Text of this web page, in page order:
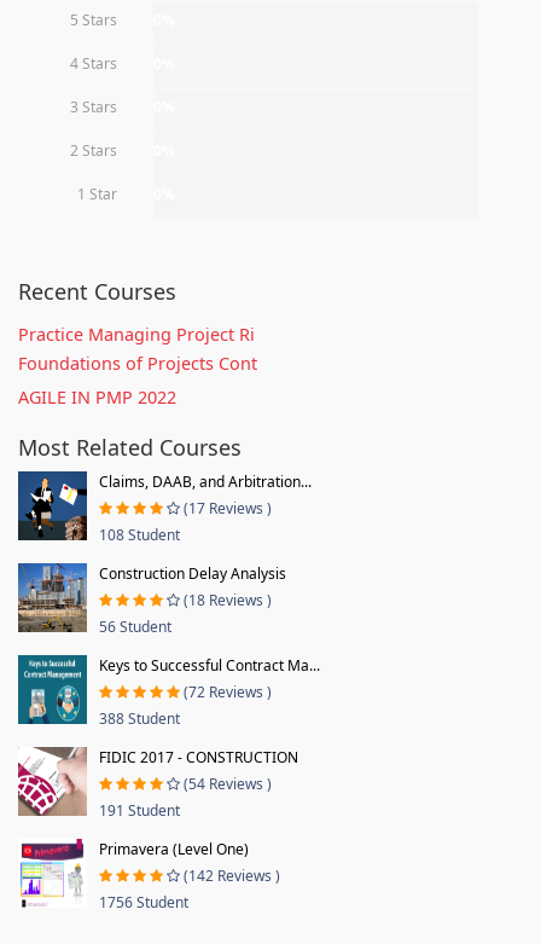
5 Stars
4 Stars
3 Stars
2 Stars
1 Star
Recent Courses
Practice Managing Project Ri
Foundations of Projects Cont
AGILE IN PMP 2022
Most Related Courses
Claims, DAAB, and Arbitration...
(17 Reviews )
108 Student
Construction Delay Analysis
(18 Reviews )
56 Student
Keys to Successful Contract Ma...
(72 Reviews )
388 Student
FIDIC 2017 - CONSTRUCTION
(54 Reviews )
191 Student
Primavera (Level One)
(142 Reviews )
1756 Student